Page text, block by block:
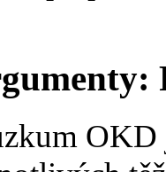
OKD